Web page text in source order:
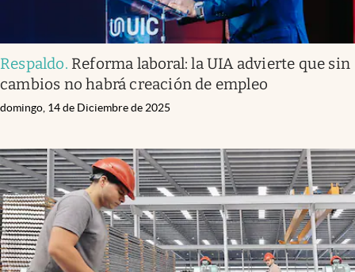
Respaldo. Reforma laboral: la UIA advierte que sin
cambios no habrá creación de empleo
domingo, 14 de Diciembre de 2025